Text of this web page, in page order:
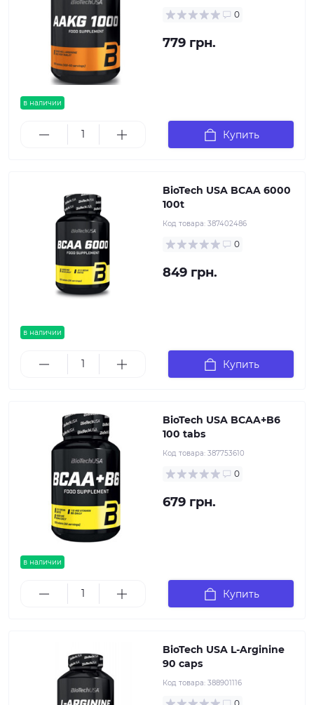
в наличии
0
779 грн.
Купить
в наличии
BioTech USA BCAA 6000
100t
Код товара: 387402486
0
849 грн.
Купить
в наличии
BioTech USA BCAA+B6
100 tabs
Код товара: 387753610
0
679 грн.
Купить
BioTech USA L-Arginine
90 caps
Код товара: 388901116